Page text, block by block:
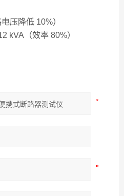
压降低 10%）
kVA（效率 80%）